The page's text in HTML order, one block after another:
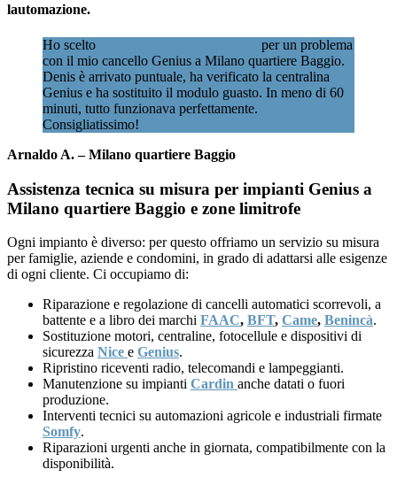
lautomazione.
Ho scelto
per un problema
con il mio cancello Genius a Milano quartiere Baggio.
Denis è arrivato puntuale, ha verificato la centralina
Genius e ha sostituito il modulo guasto. In meno di 60
minuti, tutto funzionava perfettamente.
Consigliatissimo!
Arnaldo A. – Milano quartiere Baggio
Assistenza tecnica su misura per impianti Genius a
Milano quartiere Baggio e zone limitrofe
Ogni impianto è diverso: per questo offriamo un servizio su misura
per famiglie, aziende e condomini, in grado di adattarsi alle esigenze
di ogni cliente. Ci occupiamo di:
Riparazione e regolazione di cancelli automatici scorrevoli, a
battente e a libro dei marchi FAAC, BFT, Came, Benincà.
Sostituzione motori, centraline, fotocellule e dispositivi di
sicurezza Nice e Genius.
Ripristino riceventi radio, telecomandi e lampeggianti.
Manutenzione su impianti Cardin anche datati o fuori
produzione.
Interventi tecnici su automazioni agricole e industriali firmate
Somfy.
Riparazioni urgenti anche in giornata, compatibilmente con la
disponibilità.